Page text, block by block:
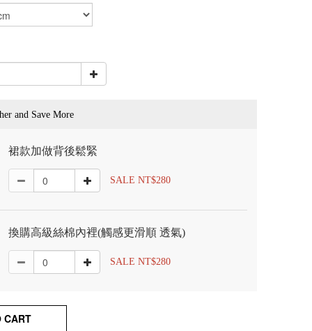
and Save More
裙款加做背後鬆緊
SALE NT$280
換購高級絲棉內裡(觸感更滑順 透氣)
SALE NT$280
CART